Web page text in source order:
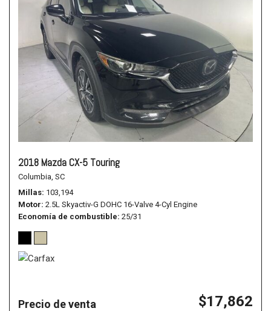
2018 Mazda CX-5 Touring
Columbia, SC
Millas 103,194
Motor 2.5L Skyactiv-G DOHC 16-Valve 4-Cyl Engine
Economía de combustible 25/31
Precio de venta $17,862